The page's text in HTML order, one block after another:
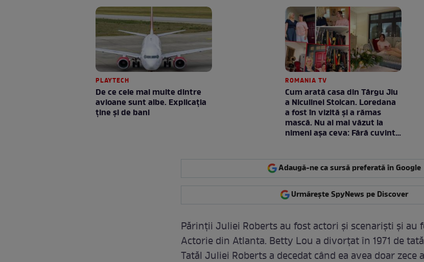
PLAYTECH
De ce cele mai multe dintre
avioane sunt albe. Explicația
ține și de bani
ROMANIA TV
Cum arată casa din Târgu Jiu
a Niculinei Stoican. Loredana
a fost în vizită și a rămas
mască. Nu ai mai văzut la
nimeni așa ceva: Fără cuvinte
Adaugă-ne ca sursă preferată în Google
Urmărește SpyNews pe Discover
Părinții Juliei Roberts au fost actori și scenariști şi au
Actorie din Atlanta. Betty Lou a divorțat în 1971 de
Tatăl Juliei Roberts a decedat când ea avea doar zece